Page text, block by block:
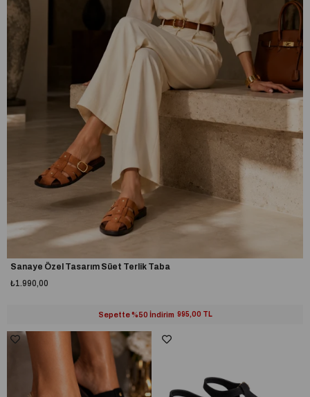
Sanaye Özel Tasarım Süet Terlik Taba
₺1.990,00
Sepette %50 İndirim 995,00 TL